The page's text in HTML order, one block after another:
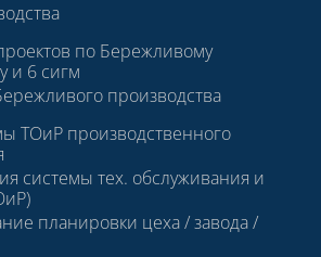
по Бережливому
и 6 сигм
производства
ТОиР производственного
системы тех. обслуживания и
планировки цеха / завода /